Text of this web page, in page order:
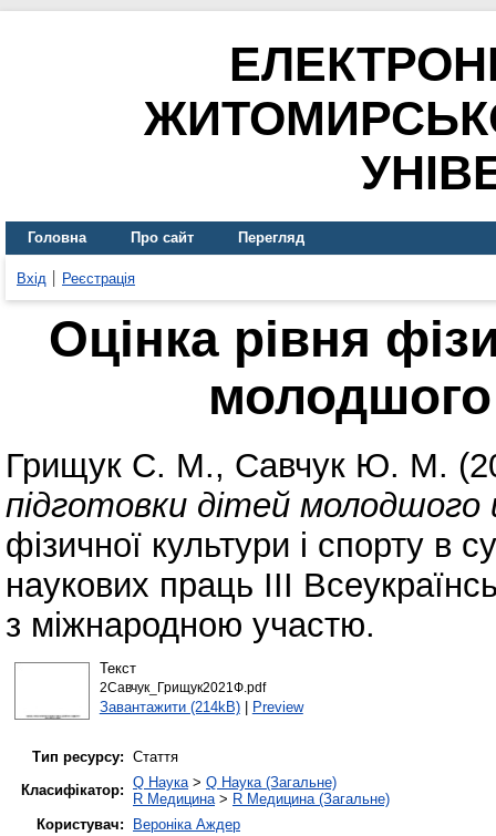
Головна Про сайт Перегляд
Вхід Реєстрація
Оцінка рівня
молодшого
Грищук С. М., Савчук Ю. М.
підготовки дітей молодшого
фізичної культури і спорту в
наукових праць ІІІ
з міжнародною участю.
Текст
2Савчук_Грищук2021Ф.pdf
Завантажити (214kB)| Preview
Тип ресурсу: Стаття
Класифікатор: Q Наука> Q Наука (Загальне)
R Медицина> R Медицина (Загальне)
Користувач:
Вероніка Аждер